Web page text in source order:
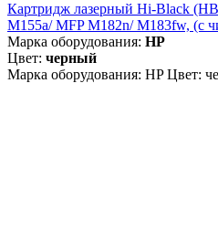
Картридж лазерный Hi-Black
M155a/ MFP M182n/ M183fw, (с
Марка оборудования: HP
Цвет: черный
Марка оборудования: HP Цвет: